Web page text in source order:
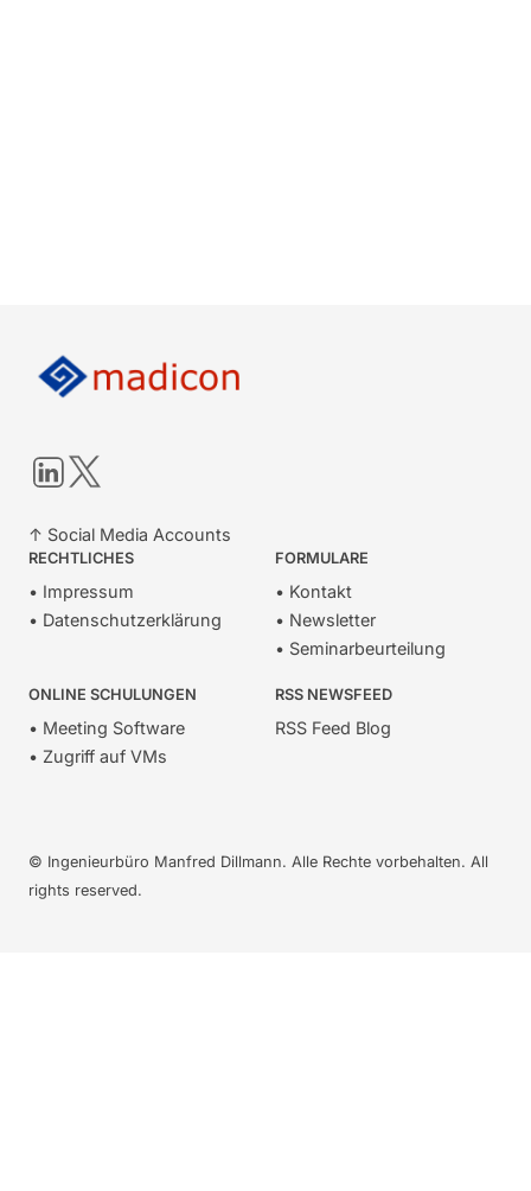
LinkedIn
Twitter
↑ Social Media Accounts
RECHTLICHES
• Impressum
• Datenschutzerklärung
FORMULARE
• Kontakt
• Newsletter
• Seminarbeurteilung
ONLINE SCHULUNGEN
• Meeting Software
• Zugriff auf VMs
RSS NEWSFEED
RSS Feed Blog
© Ingenieurbüro Manfred Dillmann. Alle Rechte vorbehalten. All
rights reserved.